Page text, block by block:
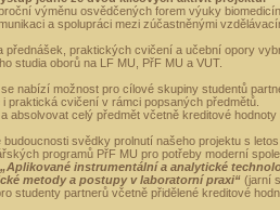
výměnu osvědčených forem výuky
a spolupráci mezi zúčastněnými
přednášek, praktických cvičení a učební opory
studia oborů na LF MU, PřF MU a VUT.
se nabízí možnost pro cílové skupiny studentů
praktická cvičení v rámci popsaných předmětů.
absolvovat celý předmět včetně kreditové hodnoty
svědky prolnutí našeho projektu s
programů PřF MU pro potřeby moderní
„Aplikované instrumentální a analytické
metody a postupy v laboratorní praxi“ (jarní
studenty partnerů včetně přidělené kreditové